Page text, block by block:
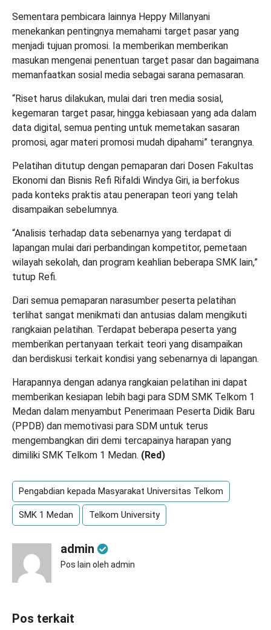
Sementara pembicara lainnya Heppy Millanyani
menekankan pentingnya memahami target pasar yang
menjadi tujuan promosi. Ia memberikan memberikan
masukan mengenai penentuan target pasar dan bagaimana
memanfaatkan sosial media sebagai sarana pemasaran.
“Riset harus dilakukan, mulai dari tren media sosial,
kegemaran target pasar, hingga kebiasaan yang ada dalam
data digital, semua penting untuk memetakan sasaran
promosi, agar materi promosi mudah dipahami” terangnya.
Pelatihan ditutup dengan pemaparan dari Dosen Fakultas
Ekonomi dan Bisnis Refi Rifaldi Windya Giri, ia berfokus
pada konteks praktis atau penerapan teori yang telah
disampaikan sebelumnya.
“Analisis terhadap data sebenarnya yang terdapat di
lapangan mulai dari perbandingan kompetitor, pemetaan
wilayah sekolah, dan program keahlian beberapa SMK lain,”
tutup Refi.
Dari semua pemaparan narasumber peserta pelatihan
terlihat sangat menikmati dan antusias dalam mengikuti
rangkaian pelatihan. Terdapat beberapa peserta yang
memberikan pertanyaan terkait teori yang disampaikan
dan berdiskusi terkait kondisi yang sebenarnya di lapangan.
Harapannya dengan adanya rangkaian pelatihan ini dapat
memberikan kesiapan lebih bagi para SDM SMK Telkom 1
Medan dalam menyambut Penerimaan Peserta Didik Baru
(PPDB) dan memotivasi para SDM untuk terus
mengembangkan diri demi tercapainya harapan yang
dimiliki SMK Telkom 1 Medan. (Red)
Pengabdian kepada Masyarakat Universitas Telkom
SMK 1 Medan Telkom University
admin
Pos lain oleh admin
Pos terkait